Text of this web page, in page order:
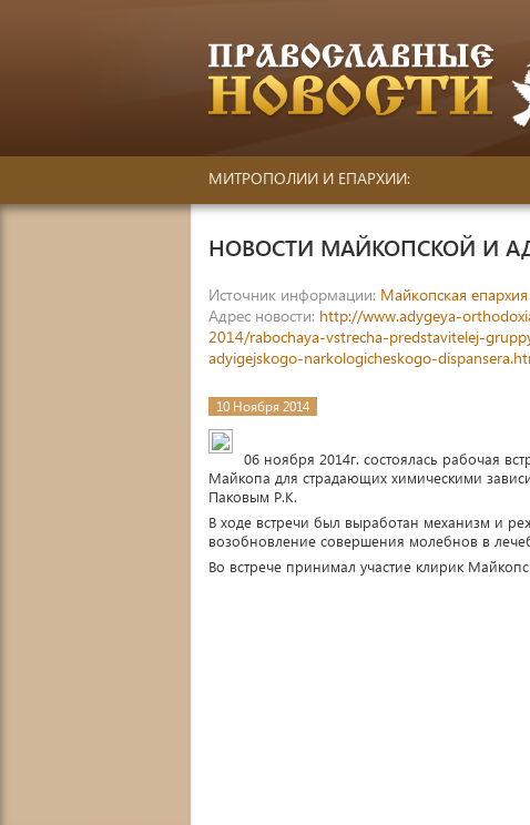
МИТРОПОЛИИ И ЕПАРХИИ:
НОВОСТИ МАЙКОПСКОЙ И
Источник информации: Майкопская епархия
Адрес новости: http://www.adygeya-
2014/rabochaya-vstrecha-predstavitelej-
adyigejskogo-narkologicheskogo-
10 Ноября 2014
06 ноября 2014г. состоялась рабочая
Майкопа для страдающих химическими
Паковым Р.К.
В ходе встречи был выработан механизм и
возобновление совершения молебнов в
Во встрече принимал участие клирик